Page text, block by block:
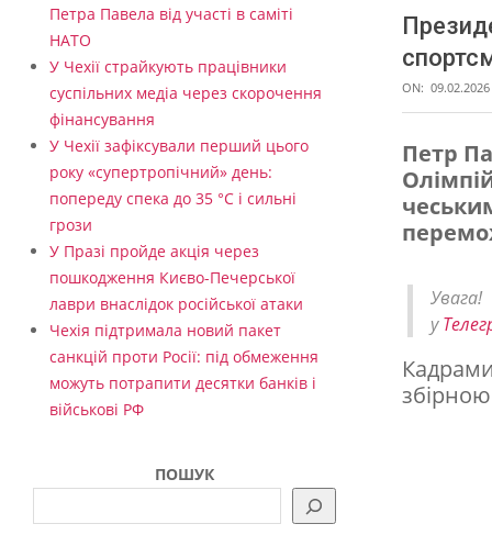
ON: 09.02.2026
П
р
з
д
е
Петр
у
Кадрами
Петра Павела від участі в саміті
НАТО
У Чехії страйкують працівники
суспільних медіа через скорочення
фінансування
У Чехії зафіксували перший цього
року «супертропічний» день:
попереду спека до 35 °C і сильні
грози
У Празі пройде акція через
пошкодження Києво-Печерської
лаври внаслідок російської атаки
Чехія підтримала новий пакет
санкцій проти Росії: під обмеження
можуть потрапити десятки банків і
військові РФ
ПОШУК